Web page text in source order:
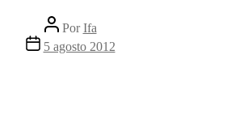
Autor
de
la
PorIfa
Fecha5 agosto 2012